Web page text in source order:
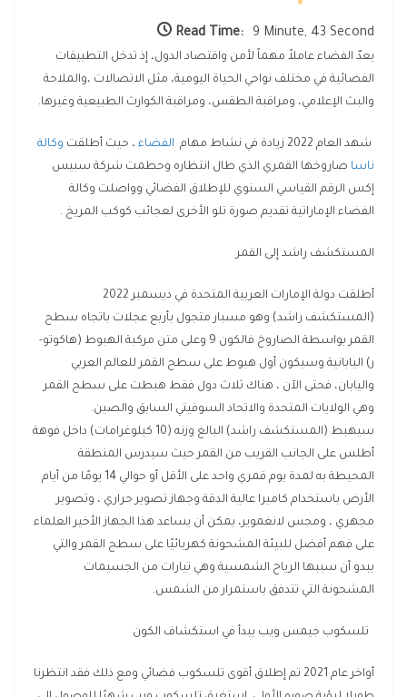
Read Time: 9 Minute, 43 Second
يعدّ الفضاء عاملاً مهماً لأمن واقتصاد الدول، إذ تدخل التطبيقات
الفضائية في مختلف نواحي الحياة اليومية، مثل الاتصالات ،والملاحة
والبث الإعلامي، ومراقبة الطقس، ومراقبة الكوارث الطبيعية وغيرها.
شهد العام 2022 زيادة في نشاط مهام الفضاء ، حيث أطلقت وكالة
ناسا صاروخها القمري الذي طال انتظاره وحطمت شركة سبيس
إكس الرقم القياسي السنوي للإطلاق الفضائي وواصلت وكالة
الفضاء الإماراتية تقديم صورة تلو الأخرى لعجائب كوكب المريخ .
المستكشف راشد إلى القمر
أطلقت دولة الإمارات العربية المتحدة في ديسمبر 2022
(المستكشف راشد) وهو مسبار متجول بأربع عجلات باتجاه سطح
القمر بواسطة الصاروخ فالكون 9 وعلى متن مركبة الهبوط (هاكوتو-
ر) اليابانية وسيكون أول هبوط على سطح القمر للعالم العربي
واليابان، فحتى الآن ، هناك ثلاث دول فقط هبطت على سطح القمر
وهي الولايات المتحدة والاتحاد السوفيتي السابق والصين.
سيهبط (المستكشف راشد) البالغ وزنه (10 كيلوغرامات) داخل فوهة
أطلس على الجانب القريب من القمر حيث سيدرس المنطقة
المحيطة به لمدة يوم قمري واحد على الأقل أو حوالي 14 يومًا من أيام
الأرض باستخدام كاميرا عالية الدقة وجهاز تصوير حراري ، وتصوير
مجهري ، ومجس لانغموير، يمكن أن يساعد هذا الجهاز الأخير العلماء
على فهم أفضل للبيئة المشحونة كهربائيًا على سطح القمر والتي
يبدو أن سببها الرياح الشمسية وهي تيارات من الجسيمات
المشحونة التي تتدفق باستمرار من الشمس.
تلسكوب جيمس ويب يبدأ في استكشاف الكون
أواخر عام 2021 تم إطلاق أقوى تلسكوب فضائي ومع ذلك فقد انتظرنا